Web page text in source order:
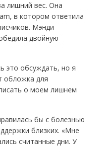
лишний вес. Она
в котором ответила
Мэнди
двойную
это обсуждать, но я
обложка для
о моем лишнем
бы с болезнью
близких. «Мне
считанные дни. У